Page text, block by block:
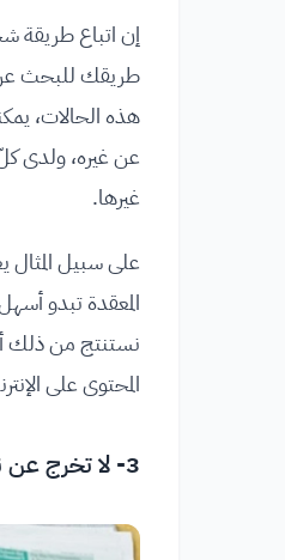
إن اتباع طريقة
طريقك للبحث عن
هذه الحالات،
عن غيره، ولدى
غيرها.
على سبيل المثال
المعقدة تبدو
نستنتج من ذلك
المحتوى على
3- لا تخرج عن نطاق الفكرة